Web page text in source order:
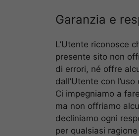
Garanzia e
L’Utente riconosce
presente sito non
di errori, né offre
dall’Utente con
Ci impegniamo a
ma non offriamo
decliniamo ogni
per qualsiasi